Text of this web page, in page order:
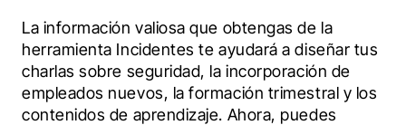
La información valiosa que obtengas de la
herramienta Incidentes te ayudará a diseñar tus
charlas sobre seguridad, la incorporación de
empleados nuevos, la formación trimestral y los
contenidos de aprendizaje. Ahora, puedes